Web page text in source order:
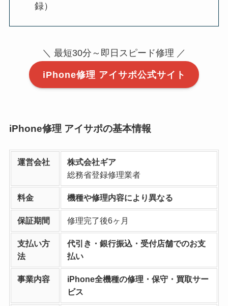
録）
＼ 最短30分～即日スピード修理 ／
iPhone修理 アイサポ公式サイト
iPhone修理 アイサポの基本情報
運営会社
株式会社ギア
総務省登録修理業者
料金 機種や修理内容により異なる
保証期間 修理完了後6ヶ月
支払い方
法
代引き・銀行振込・受付店舗でのお支
払い
事業内容
iPhone全機種の修理・保守・買取サー
ビス